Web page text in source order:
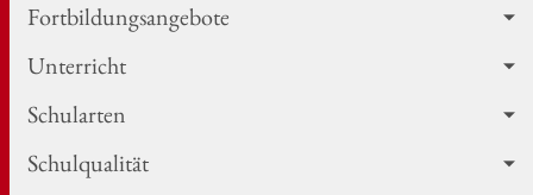
Fort­bil­dungs­an­ge­bo­te
Un­ter­richt
Schul­ar­ten
Schul­qua­li­tät